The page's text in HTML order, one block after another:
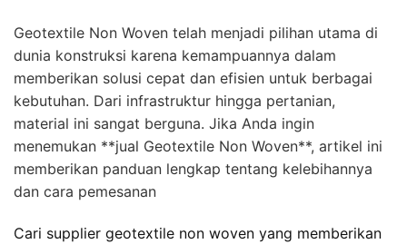
Geotextile Non Woven telah menjadi pilihan utama di
dunia konstruksi karena kemampuannya dalam
memberikan solusi cepat dan efisien untuk berbagai
kebutuhan. Dari infrastruktur hingga pertanian,
material ini sangat berguna. Jika Anda ingin
menemukan **jual Geotextile Non Woven**, artikel ini
memberikan panduan lengkap tentang kelebihannya
dan cara pemesanan
Cari supplier geotextile non woven yang memberikan